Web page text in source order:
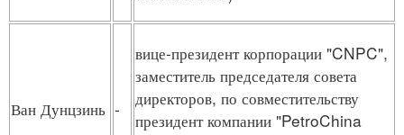
Ван Дунцзинь -
вице-президент корпорации "CNPC",
заместитель председателя совета
директоров, по совместительству
президент компании "PetroChina